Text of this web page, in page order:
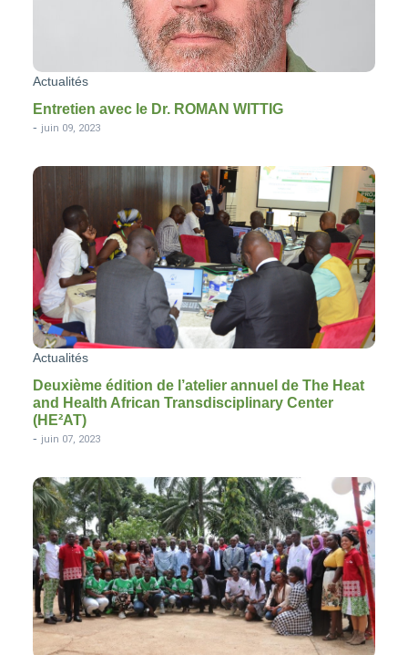
Actualités
Entretien avec le Dr. ROMAN WITTIG
- juin 09, 2023
Actualités
Deuxième édition de l’atelier annuel de The Heat
and Health African Transdisciplinary Center
(HE²AT)
- juin 07, 2023